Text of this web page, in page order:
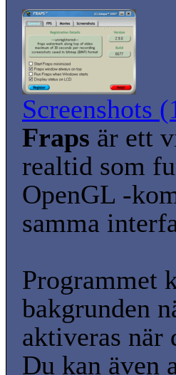
Screenshots
Fraps är ett
realtid som
OpenGL -
samma
Programmet
bakgrunden
aktiveras när
Du kan även